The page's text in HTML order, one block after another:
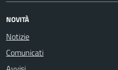
NOVITÀ
Notizie
Comunicati